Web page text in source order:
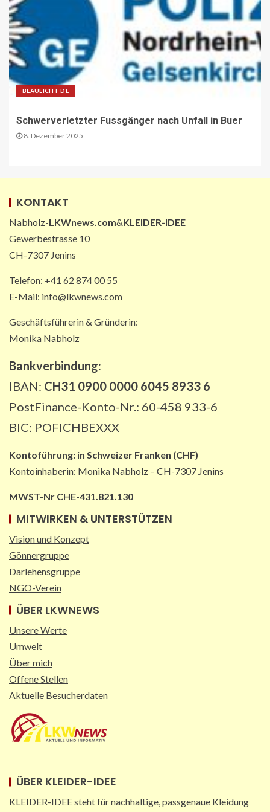
2
VERBANDS-NEWS AT
ÖAMTC: Markus Ludvik ist neuer
Präsident des Mobilitätsclubs
3
Informationen in Echtzeit
5
wichtigen Korridor lahm
BLAULICHT DE
Schwerverletzter Fussgänger nach Unfall in Buer
8. Dezember 2025
KONTAKT
Nabholz-LKWnews.com&KLEIDER-IDEE
Gewerbestrasse 10
CH-7307 Jenins
Telefon: +41 62 874 00 55
E-Mail: info@lkwnews.com
Geschäftsführerin & Gründerin:
Monika Nabholz
Bankverbindung:
IBAN: CH31 0900 0000 6045 8933 6
PostFinance-Konto-Nr.: 60-458 933-6
BIC: POFICHBEXXX
Kontoführung: in Schweizer Franken (CHF)
Kontoinhaberin: Monika Nabholz – CH-7307 Jenins
MWST-Nr CHE-431.821.130
MITWIRKEN & UNTERSTÜTZEN
Vision und Konzept
Gönnergruppe
Darlehensgruppe
NGO-Verein
ÜBER LKWNEWS
Unsere Werte
Umwelt
Über mich
Offene Stellen
Aktuelle Besucherdaten
ÜBER KLEIDER-IDEE
KLEIDER-IDEE steht für nachhaltige, passgenaue Kleidung